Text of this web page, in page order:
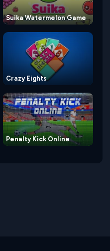
Suika Watermelon Game
Crazy Eights
Penalty Kick Online